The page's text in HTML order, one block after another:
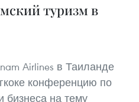
туризм в
Airlines в Таиланде
конференцию по
бизнеса на тему